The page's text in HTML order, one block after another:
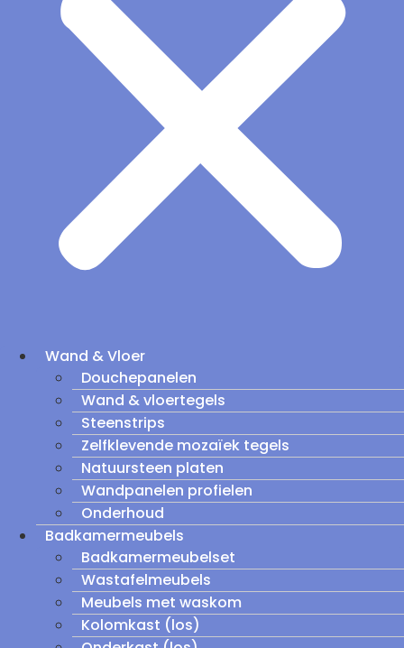
Wand & Vloer
Douchepanelen
Wand & vloertegels
Steenstrips
Zelfklevende mozaïek tegels
Natuursteen platen
Wandpanelen profielen
Onderhoud
Badkamermeubels
Badkamermeubelset
Wastafelmeubels
Meubels met waskom
Kolomkast (los)